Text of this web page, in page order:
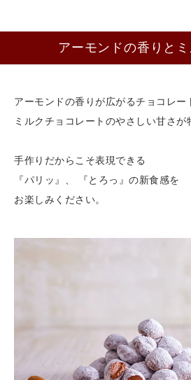
アーモンドの香りと
アーモンドの香りが広がるチョコレー
ミルクチョコレートのやさしい甘さが
手作りだからこそ表現できる
『パリッ』、 『とろっ』の新食感を
お楽しみください。